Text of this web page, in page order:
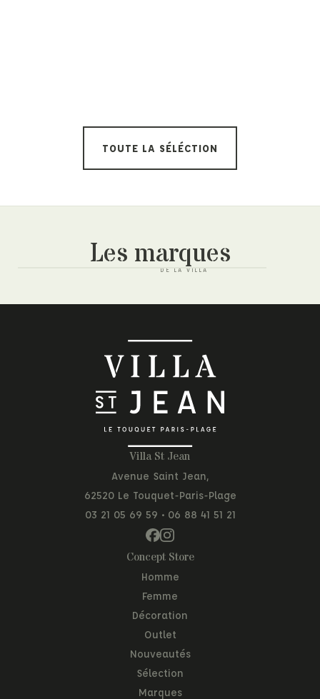
TOUTE LA SÉLÉCTION
Les marques
Villa St Jean
Avenue Saint Jean,
62520 Le Touquet-Paris-Plage
03 21 05 69 59 • 06 88 41 51 21
Concept Store
Homme
Femme
Décoration
Outlet
Nouveautés
Sélection
Marques